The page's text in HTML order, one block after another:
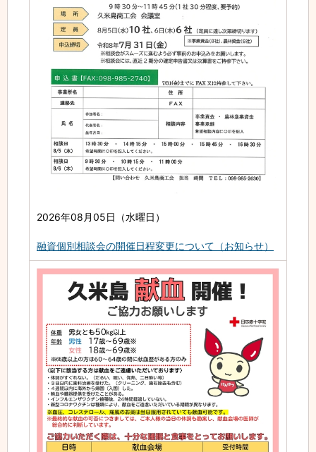
2026年08月05日（水曜日）
融資個別相談会の開催日程変更について（お知らせ）